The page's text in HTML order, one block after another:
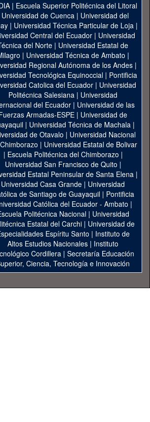
| Escuela Superior Politécnica del Litoral
Universidad de Cuenca| Universidad del
| Universidad Técnica Particular de Loja|
Central del Ecuador| Universidad
del Norte | Universidad Estatal de
| Universidad Técnica de Ambato |
Regional Autónoma de los Andes|
Tecnológica Equinoccial| Pontificia
Catolica del Ecuador | Universidad
Politécnica Salesiana | Universidad
del Ecuador | Universidad de las
Armadas-ESPE | Universidad de
| Universidad Técnica de Machala|
de Otavalo | Universidad Nacional
| Universidad Estatal de Bolivar
| Escuela Politécnica del Chimborazo |
Universidad San Francisco de Quito |
Estatal Peninsular de Santa Elena|
Universidad Casa Grande | Universidad
de Santiago de Guayaquil| Pontificia
Católica del Ecuador - Ambato |
Politécnica Nacional| Universidad
Estatal del Carchi| Universidad de
Espíritu Santo | Instituto de
Altos Estudios Nacionales | Instituto
Cordillera | Secretaría Educación
Ciencia, Tecnología e Innovación